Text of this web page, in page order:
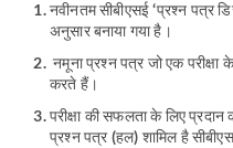
नवीनतम सीबीएसई ‘प्रश्न पत्र
अनुसार बनाया गया है।
नमूना प्रश्न पत्र जो एक परीक्षा
करते हैं।
परीक्षा की सफलता के लिए
प्रश्न पत्र (हल) शामिल है सीबीएसई